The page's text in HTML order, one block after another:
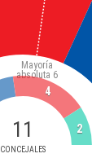
11
CONCEJALES
Mayoría
absoluta 6
4
2